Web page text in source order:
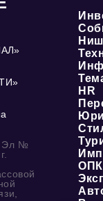
Эл №
HR
ОПК